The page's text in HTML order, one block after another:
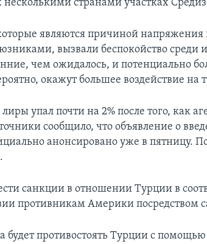
странами участках
являются причиной напряжения
вызвали беспокойство среди
чем ожидалось, и потенциально
окажут большее воздействие на
упал почти на 2% после того, как
сообщило, что объявление о
анонсировано уже в пятницу.
санкции в отношении Турции в
противникам Америки посредством
будет противостоять Турции с помощью